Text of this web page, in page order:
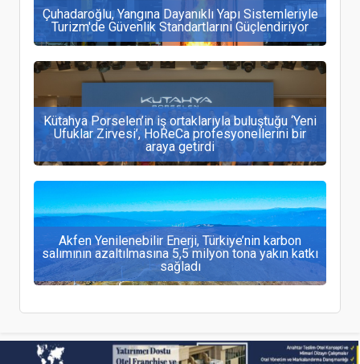
Çuhadaroğlu, Yangına Dayanıklı Yapı Sistemleriyle
Turizm'de Güvenlik Standartlarını Güçlendiriyor
Kütahya Porselen’in iş ortaklarıyla buluştuğu ‘Yeni
Ufuklar Zirvesi’, HoReCa profesyonellerini bir
araya getirdi
Akfen Yenilenebilir Enerji, Türkiye’nin karbon
salımının azaltılmasına 5,5 milyon tona yakın katkı
sağladı